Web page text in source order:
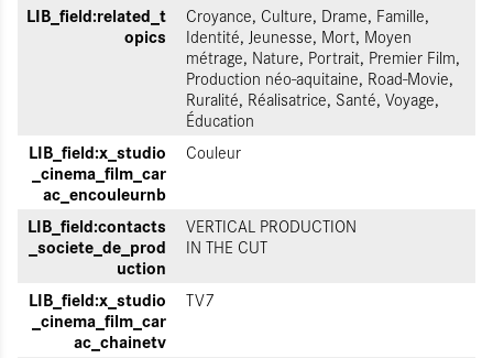
LIB_field:related_t
opics
Croyance, Culture, Drame, Famille,
Identité, Jeunesse, Mort, Moyen
métrage, Nature, Portrait, Premier Film,
Production néo-aquitaine, Road-Movie,
Ruralité, Réalisatrice, Santé, Voyage,
Éducation
LIB_field:x_studio
_cinema_film_car
ac_encouleurnb
Couleur
LIB_field:contacts
_societe_de_prod
uction
VERTICAL PRODUCTION
IN THE CUT
LIB_field:x_studio
_cinema_film_car
ac_chainetv
TV7